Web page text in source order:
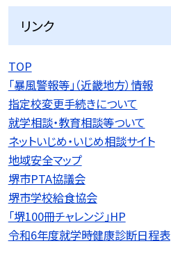
リンク
TOP
「暴風警報等」（近畿地方）情報
指定校変更手続きについて
就学相談・教育相談等ついて
ネットいじめ・いじめ相談サイト
地域安全マップ
堺市PTA協議会
堺市学校給食協会
「堺100冊チャレンジ」HP
令和6年度就学時健康診断日程表